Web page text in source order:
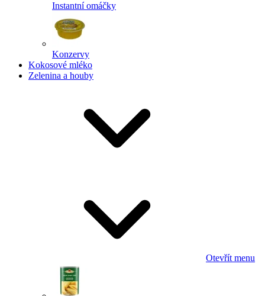
Instantní omáčky
Konzervy
Kokosové mléko
Zelenina a houby
Otevřít menu